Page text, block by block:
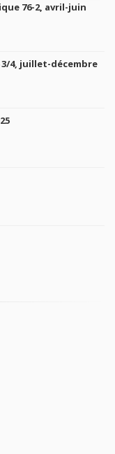
76-2, avril-juin
3/4, juillet-décembre